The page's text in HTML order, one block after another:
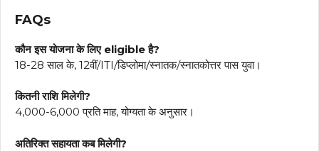
FAQs
कौन इस योजना के लिए eligible है?
18-28 साल के, 12वीं/ITI/डिप्लोमा/स्नातक/स्नातकोत्तर पास युवा।
कितनी राशि मिलेगी?
₹4,000-₹6,000 प्रति माह, योग्यता के अनुसार।
अतिरिक्त सहायता कब मिलेगी?